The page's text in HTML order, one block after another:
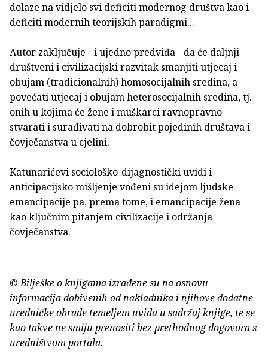
dolaze na vidjelo svi deficiti modernog društva kao i
deficiti modernih teorijskih paradigmi...
Autor zaključuje - i ujedno predviđa - da će daljnji
društveni i civilizacijski razvitak smanjiti utjecaj i
obujam (tradicionalnih) homosocijalnih sredina, a
povećati utjecaj i obujam heterosocijalnih sredina, tj.
onih u kojima će žene i muškarci ravnopravno
stvarati i surađivati na dobrobit pojedinih društava i
čovječanstva u cjelini.
Katunarićevi sociološko-dijagnostički uvidi i
anticipacijsko mišljenje vođeni su idejom ljudske
emancipacije pa, prema tome, i emancipacije žena
kao ključnim pitanjem civilizacije i održanja
čovječanstva.
© Bilješke o knjigama izrađene su na osnovu
informacija dobivenih od nakladnika i njihove dodatne
uredničke obrade temeljem uvida u sadržaj knjige, te se
kao takve ne smiju prenositi bez prethodnog dogovora s
uredništvom portala.